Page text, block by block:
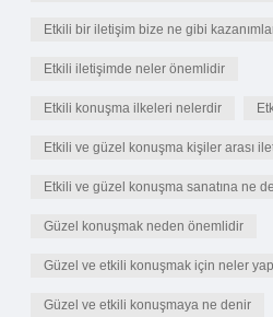
Etkili bir iletişim bize ne gibi
Etkili iletişimde neler önemlidir
Etkili konuşma ilkeleri nelerdir
Etkili ve güzel konuşma kişiler arası
Etkili ve güzel konuşma sanatına ne
Güzel konuşmak neden önemlidir
Güzel ve etkili konuşmak için neler
Güzel ve etkili konuşmaya ne denir